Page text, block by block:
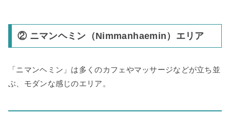
② ニマンヘミン（Nimmanhaemin）エリア
「ニマンヘミン」は多くのカフェやマッサージなどが立ち並
ぶ、モダンな感じのエリア。